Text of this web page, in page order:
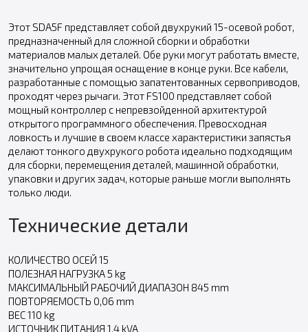
Этот SDA5F представляет собой двухрукий 15-осевой робот,
предназначенный для сложной сборки и обработки
материалов малых деталей. Обе руки могут работать вместе,
значительно упрощая оснащение в конце руки. Все кабели,
разработанные с помощью запатентованных сервоприводов,
проходят через рычаги. Этот FS100 представляет собой
мощный контроллер с непревзойденной архитектурой
открытого программного обеспечения. Превосходная
ловкость и лучшие в своем классе характеристики запястья
делают тонкого двухрукого робота идеально подходящим
для сборки, перемещения деталей, машинной обработки,
упаковки и других задач, которые раньше могли выполнять
только люди.
Технические детали
КОЛИЧЕСТВО ОСЕЙ 15
ПОЛЕЗНАЯ НАГРУЗКА 5 kg
МАКСИМАЛЬНЫЙ РАБОЧИЙ ДИАПАЗОН 845 mm
ПОВТОРЯЕМОСТЬ 0,06 mm
ВЕС 110 kg
ИСТОЧНИК ПИТАНИЯ 1,4 kVA